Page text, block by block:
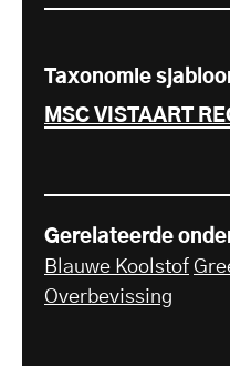
Taxonomie
MSC VISTAART
Gerelateerde
Blauwe Koolstof
Overbevissing